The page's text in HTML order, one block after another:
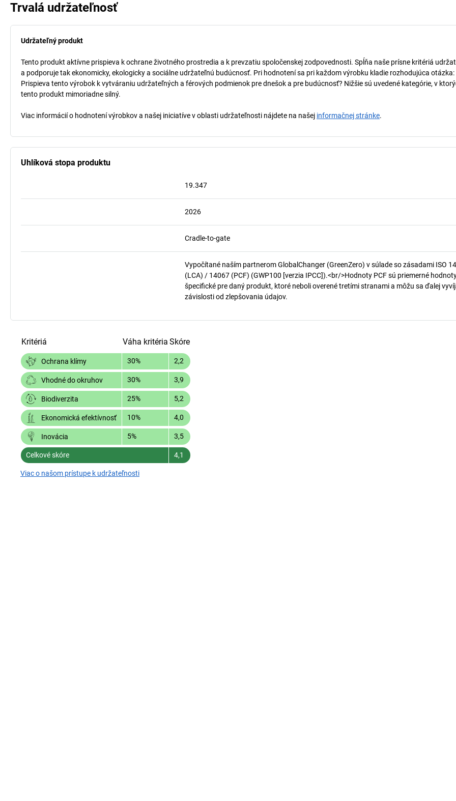
Trvalá udržateľnosť
Udržateľný produkt
Tento produkt aktívne prispieva k ochrane životného prostredia a k prevzatiu spoločenskej zodpovednosti. Spĺňa naše prísne kritériá
a podporuje tak ekonomicky, ekologicky a sociálne udržateľnú budúcnosť. Pri hodnotení sa pri každom výrobku kladie rozhodujúca otázka:
Prispieva tento výrobok k vytváraniu udržateľných a férových podmienok pre dnešok a pre budúcnosť? Nižšie sú uvedené kategórie, v
tento produkt mimoriadne silný.
Viac informácií o hodnotení výrobkov a našej iniciatíve v oblasti udržateľnosti nájdete na našej informačnej stránke.
Uhlíková stopa produktu
19.347
2026
Cradle-to-gate
Vypočítané naším partnerom GlobalChanger (GreenZero) v súlade so zásadami ISO
(LCA) / 14067 (PCF) (GWP100 [verzia IPCC]).<br/>Hodnoty PCF sú priemerné
špecifické pre daný produkt, ktoré neboli overené tretími stranami a môžu sa ďalej
závislosti od zlepšovania údajov.
Kritériá Váha kritéria Skóre
Ochrana klímy 30% 2,2
Vhodné do okruhov 30% 3,9
Biodiverzita 25% 5,2
Ekonomická efektívnosť 10% 4,0
Inovácia 5% 3,5
Celkové skóre 4,1
Viac o našom prístupe k udržateľnosti